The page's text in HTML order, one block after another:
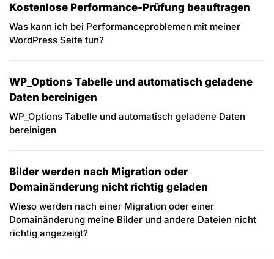
Kostenlose Performance-Prüfung beauftragen
Was kann ich bei Performanceproblemen mit meiner
WordPress Seite tun?
WP_Options Tabelle und automatisch geladene
Daten bereinigen
WP_Options Tabelle und automatisch geladene Daten
bereinigen
Bilder werden nach Migration oder
Domainänderung nicht richtig geladen
Wieso werden nach einer Migration oder einer
Domainänderung meine Bilder und andere Dateien nicht
richtig angezeigt?